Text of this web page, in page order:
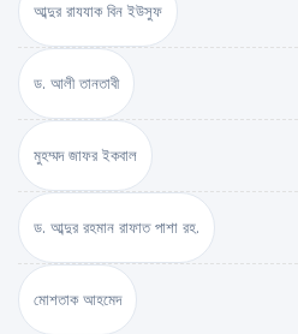
আব্দুর রাযযাক বিন ইউসুফ
ড. আলী তানতাবী
মুহম্মদ জাফর ইকবাল
ড. আব্দুর রহমান রাফাত পাশা রহ.
মোশতাক আহমেদ